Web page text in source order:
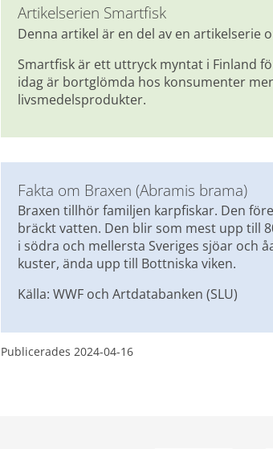
Artikelserien Smartfisk
Denna artikel är en del av en artikelserie
Smartfisk är ett uttryck myntat i Finland
idag är bortglömda hos konsumenter
livsmedelsprodukter.
Fakta om Braxen (Abramis brama)
Braxen tillhör familjen karpfiskar. Den
bräckt vatten. Den blir som mest upp till
i södra och mellersta Sveriges sjöar och
kuster, ända upp till Bottniska viken.
Källa: WWF och Artdatabanken (SLU)
Publicerades 2024-04-16